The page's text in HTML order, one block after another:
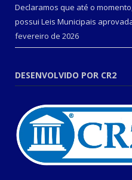
Declaramos que até o
possui Leis Municipais
fevereiro de 2026
DESENVOLVIDO POR CR2